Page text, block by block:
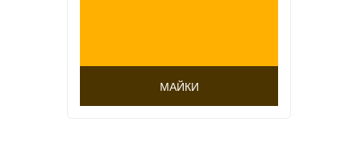
МАЙКИ